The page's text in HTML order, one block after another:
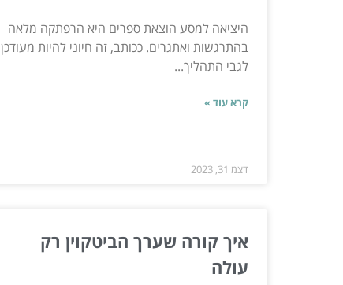
היציאה למסע הוצאת ספרים היא הרפתקה מלאה
בהתרגשות ואתגרים. ככותב, זה חיוני להיות מעודכן
לגבי התהליך...
קרא עוד »
דצמ 31, 2023
איך קורה שערך הביטקוין רק
עולה